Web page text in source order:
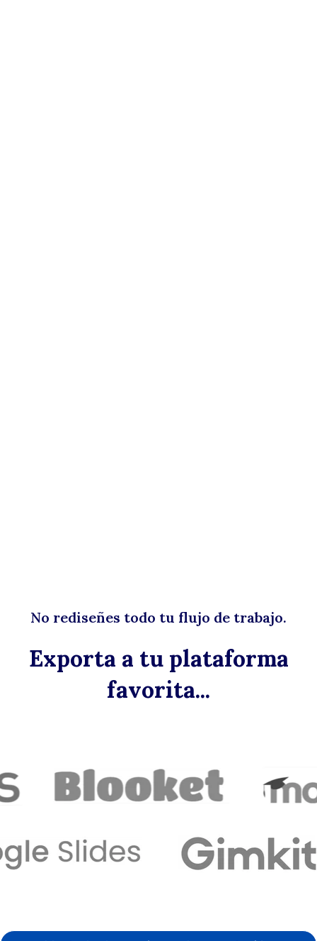
No rediseñes todo tu flujo de trabajo.
Exporta a tu plataforma
favorita...